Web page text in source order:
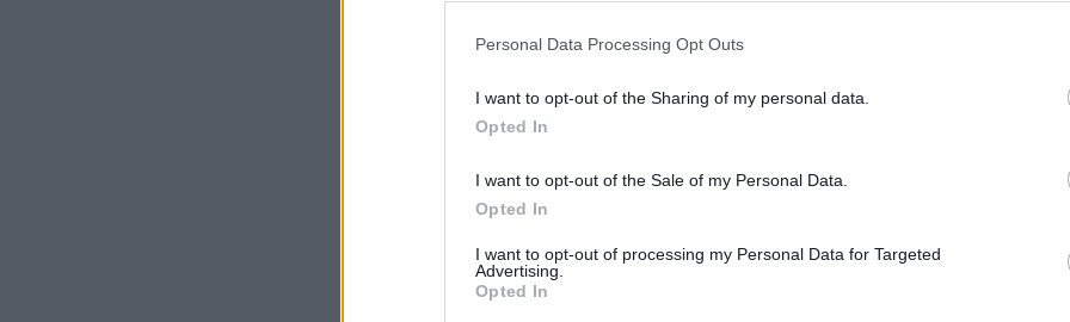
Personal Data Processing Opt Outs
I want to opt-out of the Sharing of my personal data.
Opted In
I want to opt-out of the Sale of my Personal Data.
Opted In
I want to opt-out of processing my Personal Data for Targeted
Advertising.
Opted In